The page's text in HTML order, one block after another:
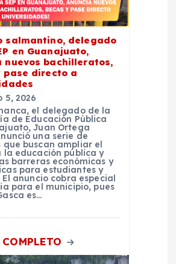
salmantino, delegado
en Guanajuato,
nuevos bachilleratos,
pase directo a
5, 2026
el delegado de la
de Educación Pública
Juan Ortega
una serie de
que buscan ampliar el
la educación pública y
barreras económicas y
para estudiantes y
anuncio cobra especial
para el municipio, pues
es…
COMPLETO